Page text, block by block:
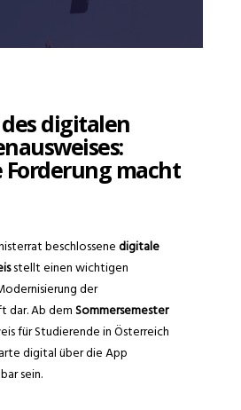
digitalen
macht
beschlossenedigitale
stellt einen wichtigen
der
dar. Ab demSommersemester
für Studierende in Österreich
digital über die App
sein.